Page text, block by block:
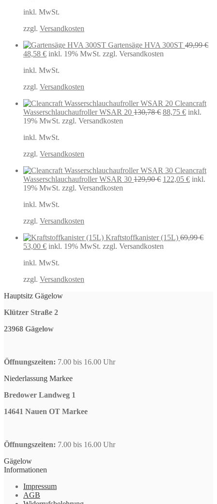
inkl. MwSt.
zzgl. Versandkosten
Gartensäge HVA 300ST 49,99€
Ursprünglicher
war:
48,58 €Aktueller
ist:
inkl. 19% MwSt. zzgl. Versandkosten
inkl. MwSt.
zzgl. Versandkosten
Cleancraft
Wasserschlauchaufroller WSAR 20 130,78€ Ursprünglicher
88,75 €Aktueller
inkl.
19% MwSt. zzgl. Versandkosten
inkl. MwSt.
zzgl. Versandkosten
Cleancraft
Wasserschlauchaufroller WSAR 30 129,90€ Ursprünglicher
122,05 € inkl.
19% MwSt. zzgl. Versandkosten
inkl. MwSt.
zzgl. Versandkosten
Kraftstoffkanister (15L) 69,99€
Ursprünglicher
war:
53,00 €Aktueller
ist:
inkl. 19% MwSt. zzgl. Versandkosten
inkl. MwSt.
zzgl. Versandkosten
Hauptsitz Gägelow
Klützer Straße 2
23968 Gägelow
Öffnungszeiten: 7.00 bis 16.00 Uhr
Niederlassung Markee
Bredower Landweg 1
14641 Nauen OT Markee
Öffnungszeiten: 7.00 bis 16.00 Uhr
Gägelow
Informationen
Impressum
AGB